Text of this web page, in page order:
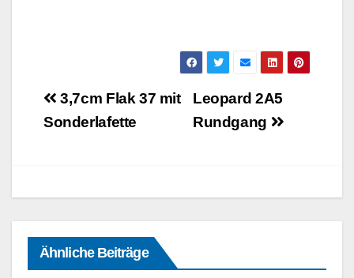
Beitragsnavigation
Leopard 2A5
Rundgang
3,7cm Flak 37 mit
Sonderlafette
Ähnliche Beiträge